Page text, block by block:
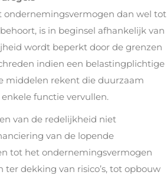
ondernemingsvermogen dan wel tot
is in beginsel afhankelijk van
wordt beperkt door de grenzen
indien een belastingplichtige
middelen rekent die duurzaam
functie vervullen.
van de redelijkheid niet
van de lopende
tot het ondernemingsvermogen
dekking van risico’s, tot opbouw